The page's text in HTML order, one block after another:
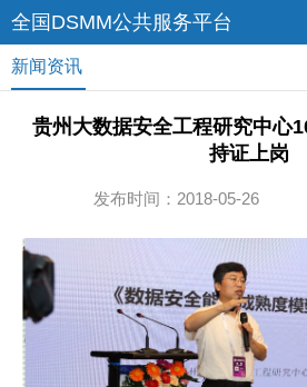
全国DSMM公共服务平台
新闻资讯
贵州大数据安全工程研究中心
持证上岗
发布时间：2018-05-26